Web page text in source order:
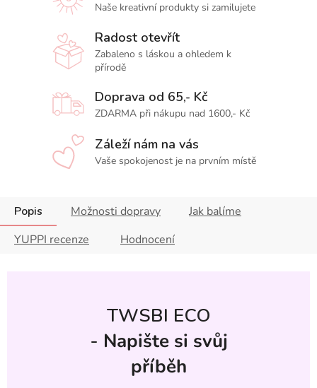
Naše kreativní produkty si zamilujete
Radost otevřít
Zabaleno s láskou a ohledem k
přírodě
Doprava od 65,- Kč
ZDARMA při nákupu nad 1600,- Kč
Záleží nám na vás
Vaše spokojenost je na prvním místě
Popis Možnosti dopravy
Jak balíme
YUPPI recenze
Hodnocení
TWSBI ECO
- Napište si svůj
příběh